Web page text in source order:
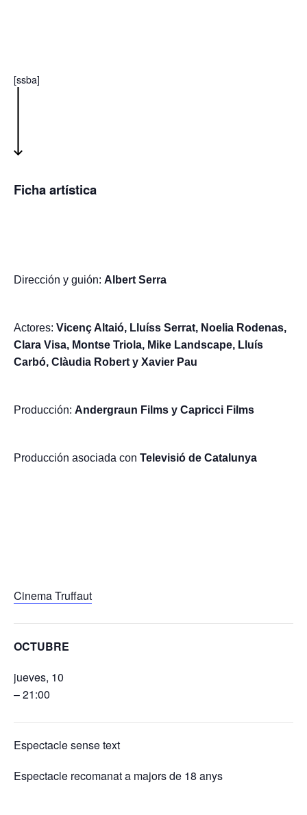
[ssba]
Ficha artística
Dirección y guión: Albert Serra
Actores: Vicenç Altaió, Lluíss Serrat, Noelia Rodenas,
Clara Visa, Montse Triola, Mike Landscape, Lluís
Carbó, Clàudia Robert y Xavier Pau
Producción: Andergraun Films y Capricci Films
Producción asociada con Televisió de Catalunya
Cinema Truffaut
OCTUBRE
jueves, 10
– 21:00
Espectacle sense text
Espectacle recomanat a majors de 18 anys